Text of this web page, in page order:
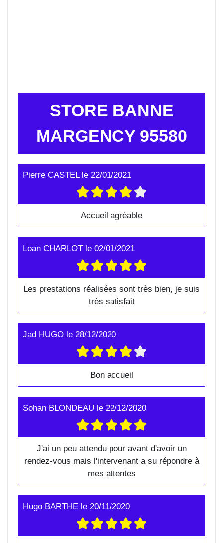
STORE BANNE
MARGENCY 95580
Pierre CASTELle 22/01/2021
Accueil agréable
Loan CHARLOT le 02/01/2021
Les prestations réalisées sont très bien, je suis
très satisfait
Jad HUGO le 28/12/2020
Bon accueil
Sohan BLONDEAU le 22/12/2020
J'ai un peu attendu pour avant d'avoir un
rendez-vous mais l'intervenant a su répondre à
mes attentes
Hugo BARTHE le 20/11/2020